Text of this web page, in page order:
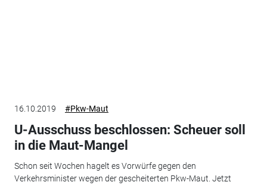
16.10.2019 #Pkw-Maut
U-Ausschuss beschlossen: Scheuer soll
in die Maut-Mangel
Schon seit Wochen hagelt es Vorwürfe gegen den
Verkehrsminister wegen der gescheiterten Pkw-Maut. Jetzt